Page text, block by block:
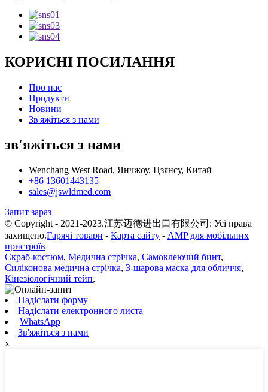
КОРИСНІ ПОСИЛАННЯ
Про нас
Продукти
Новини
Зв'яжіться з нами
зв'яжіться з нами
Wenchang West Road, Янчжоу, Цзянсу, Китай
+86 13601443135
sales@jswldmed.com
Запит зараз
© Copyright - 2021-2023.江苏迈德进出口有限公司: Усі права
захищено.Гарячі товари - Карта сайту - AMP для мобільних
пристроїв
Скраб-костюм, Медична стрічка, Самоклеючий бинт,
Силіконова медична стрічка, 3-шарова маска для обличчя,
Кінезіологічний тейп,
Надіслати форму
Надіслати електронного листа
WhatsApp
Зв'яжіться з нами
x